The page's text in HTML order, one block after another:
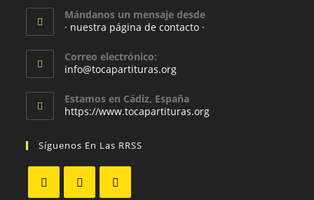
Mándanos un mensaje desde
· nuestra página de contacto ·
Correo electrónico:
info@tocapartituras.org
Estamos en Cádiz, España
https://www.tocapartituras.org
Síguenos En Las RRSS